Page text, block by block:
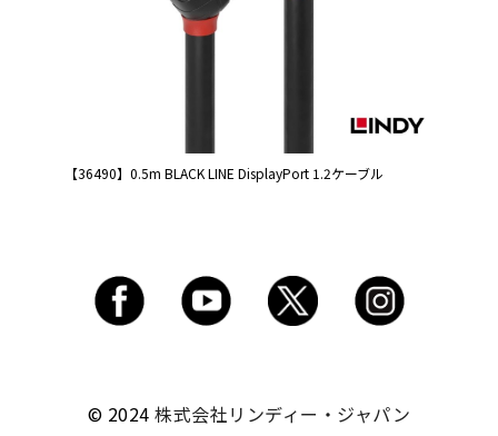
【36490】0.5m BLACK LINE DisplayPort 1.2ケーブル
© 2024株式会社リンディー・ジャパン